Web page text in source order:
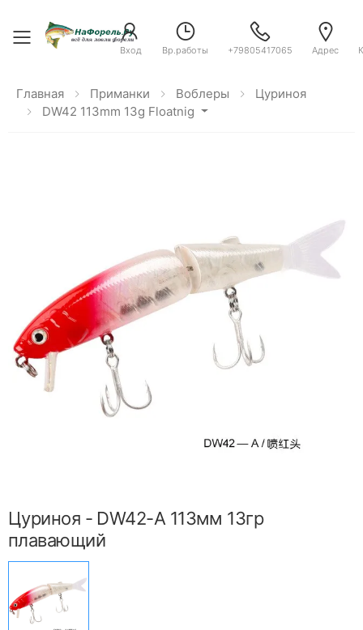
Toggle menu
Вход Вр.работы +79805417065 Адрес
Главная Приманки Воблеры
Цуриноя
DW42 113mm 13g Floatnig
Цуриноя - DW42-A 113мм 13гр
плавающий